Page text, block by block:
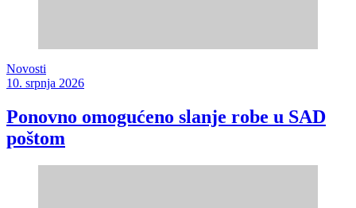
Novosti
10. srpnja 2026
Ponovno omogućeno slanje robe u SAD
poštom